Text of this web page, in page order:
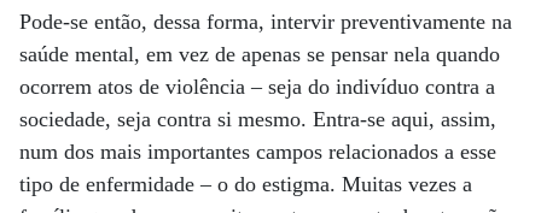
Pode-se então, dessa forma, intervir preventivamente na
saúde mental, em vez de apenas se pensar nela quando
ocorrem atos de violência – seja do indivíduo contra a
sociedade, seja contra si mesmo. Entra-se aqui, assim,
num dos mais importantes campos relacionados a esse
tipo de enfermidade – o do estigma. Muitas vezes a